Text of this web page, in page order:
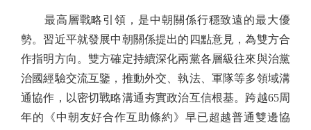
最高層戰略引領，是中朝關係行穩致遠的最大優
勢。習近平就發展中朝關係提出的四點意見，為雙方合
作指明方向。雙方確定持續深化兩黨各層級往來與治黨
治國經驗交流互鑒，推動外交、執法、軍隊等多領域溝
通協作，以密切戰略溝通夯實政治互信根基。跨越65周
年的《中朝友好合作互助條約》早已超越普通雙邊協